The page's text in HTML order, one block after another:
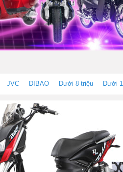
JVC DIBAO Dưới 8 triệu Dưới